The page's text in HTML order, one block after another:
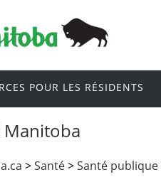
POUR LES RÉSIDENTS
Manitoba
>Santé>Santé publique